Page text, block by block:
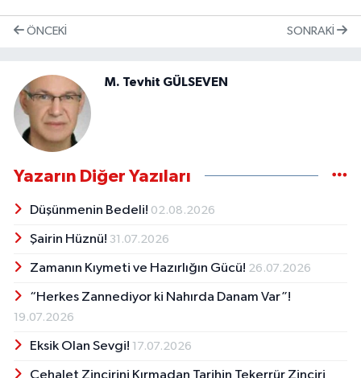
ÖNCEKI SONRAKI
M. Tevhit GÜLSEVEN
Yazarın Diğer Yazıları
Düşünmenin Bedeli! 02.08.2026
Şairin Hüznü! 31.07.2026
Zamanın Kıymeti ve Hazırlığın Gücü! 26.07.2026
“Herkes Zannediyor ki Nahırda Danam Var”!
19.07.2026
Eksik Olan Sevgi! 17.07.2026
Cehalet Zincirini Kırmadan Tarihin Tekerrür Zinciri